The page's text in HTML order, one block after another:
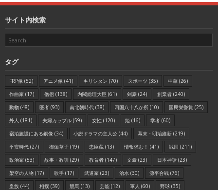
サイト内検索
タグ
FRP像 (52) アニメ像 (41) キリシタン (70) スポーツ (35) 中華 (26)
作曲家 (17) 僧侶 (138) 内閣総理大臣 (61) 剣豪 (24) 創業者 (240)
動物 (48) 医者 (93) 南北朝時代 (38) 四国八十八か所 (10) 国民栄誉賞 (25)
外人 (181) 夫婦カップル (59) 女性 (120) 姫 (16) 学者 (60)
宿泊施設にある銅像 (34) 小説ドラマの主人公 (44) 幕末・明治維新 (219)
平安時代 (27) 御伽草子 (19) 忠臣蔵 (13) 情報求む！ (41) 戦国 (211)
政治家 (53) 故事・教訓 (29) 教育者 (147) 文豪 (23) 日本神話 (23)
架空の人物 (17) 歌手 (17) 武道家 (23) 治水 (30) 源平合戦 (76)
皇族 (44) 相撲 (39) 競馬 (13) 芸能 (12) 軍人 (60) 野球 (35)